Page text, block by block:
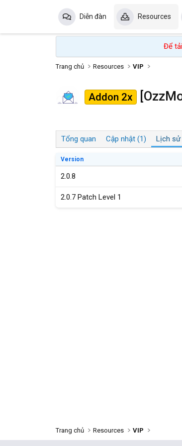
Diễn đàn Resources
Để
Trang chủ Resources VIP
Addon 2x
Tổng quan Cập nhật (1) Lịch sử
Version
2.0.8
2.0.7 Patch Level 1
Trang chủ Resources VIP